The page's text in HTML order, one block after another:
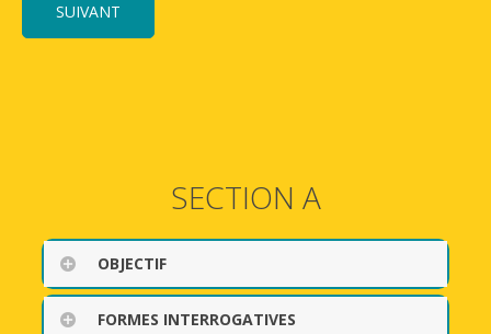
SUIVANT
SECTION A
OBJECTIF
FORMES INTERROGATIVES